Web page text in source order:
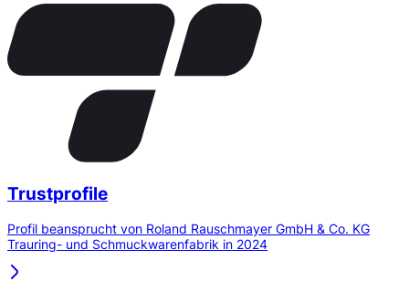
Trustprofile
Profil beansprucht von Roland Rauschmayer GmbH & Co. KG
Trauring- und Schmuckwarenfabrik in 2024